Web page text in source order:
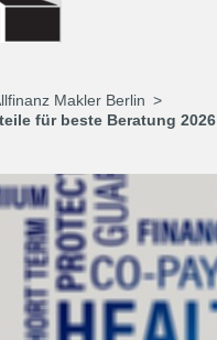
Makler Berlin
für beste Beratung 2026